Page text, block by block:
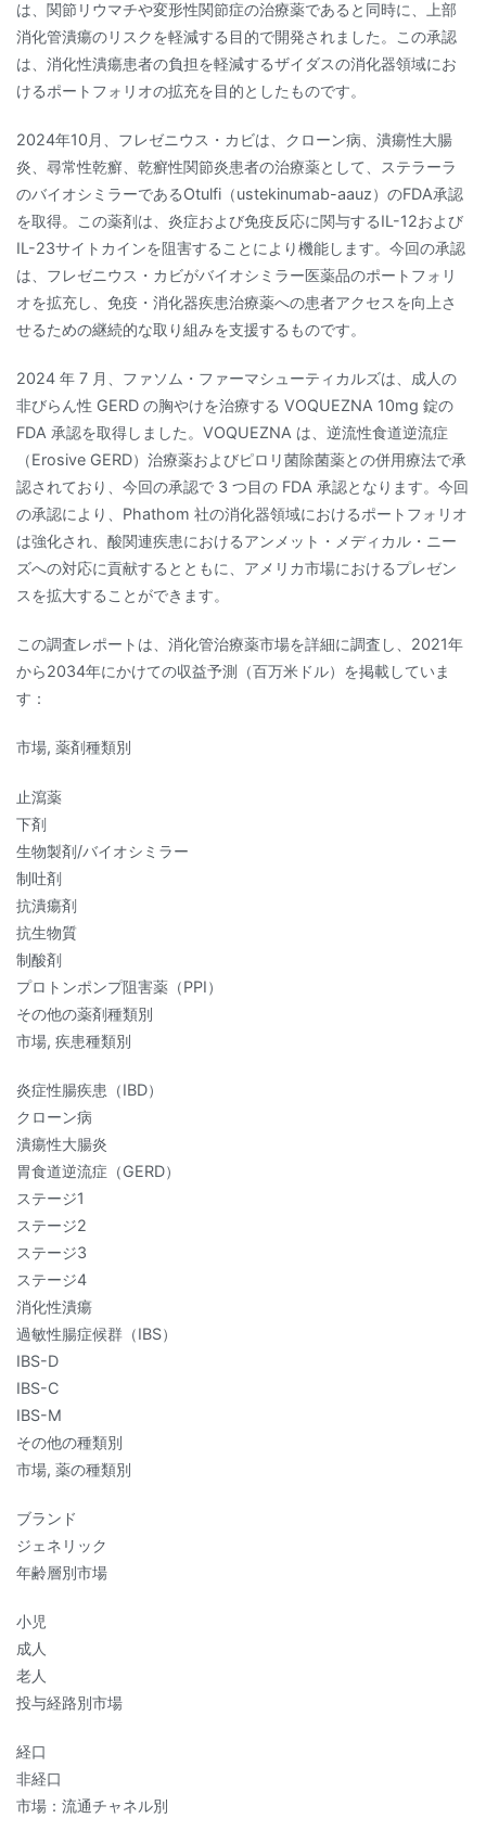
は、関節リウマチや変形性関節症の治療薬であると同時に、上部
消化管潰瘍のリスクを軽減する目的で開発されました。この承認
は、消化性潰瘍患者の負担を軽減するザイダスの消化器領域にお
けるポートフォリオの拡充を目的としたものです。
2024年10月、フレゼニウス・カビは、クローン病、潰瘍性大腸
炎、尋常性乾癬、乾癬性関節炎患者の治療薬として、ステラーラ
のバイオシミラーであるOtulfi（ustekinumab-aauz）のFDA承認
を取得。この薬剤は、炎症および免疫反応に関与するIL-12および
IL-23サイトカインを阻害することにより機能します。今回の承認
は、フレゼニウス・カビがバイオシミラー医薬品のポートフォリ
オを拡充し、免疫・消化器疾患治療薬への患者アクセスを向上さ
せるための継続的な取り組みを支援するものです。
2024 年 7 月、ファソム・ファーマシューティカルズは、成人の
非びらん性 GERD の胸やけを治療する VOQUEZNA 10mg 錠の
FDA 承認を取得しました。VOQUEZNA は、逆流性食道逆流症
（Erosive GERD）治療薬およびピロリ菌除菌薬との併用療法で承
認されており、今回の承認で 3 つ目の FDA 承認となります。今回
の承認により、Phathom 社の消化器領域におけるポートフォリオ
は強化され、酸関連疾患におけるアンメット・メディカル・ニー
ズへの対応に貢献するとともに、アメリカ市場におけるプレゼン
スを拡大することができます。
この調査レポートは、消化管治療薬市場を詳細に調査し、2021年
から2034年にかけての収益予測（百万米ドル）を掲載していま
す：
市場, 薬剤種類別
止瀉薬
下剤
生物製剤/バイオシミラー
制吐剤
抗潰瘍剤
抗生物質
制酸剤
プロトンポンプ阻害薬（PPI）
その他の薬剤種類別
市場, 疾患種類別
炎症性腸疾患（IBD）
クローン病
潰瘍性大腸炎
胃食道逆流症（GERD）
ステージ1
ステージ2
ステージ3
ステージ4
消化性潰瘍
過敏性腸症候群（IBS）
IBS-D
IBS-C
IBS-M
その他の種類別
市場, 薬の種類別
ブランド
ジェネリック
年齢層別市場
小児
成人
老人
投与経路別市場
経口
非経口
市場：流通チャネル別